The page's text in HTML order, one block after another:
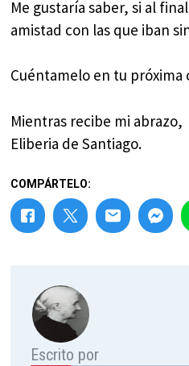
Me gustaría saber, si al
amistad con las que iban
Cuéntamelo en tu
Mientras recibe mi abrazo,
Eliberia de Santiago.
COMPÁRTELO:
Escrito por